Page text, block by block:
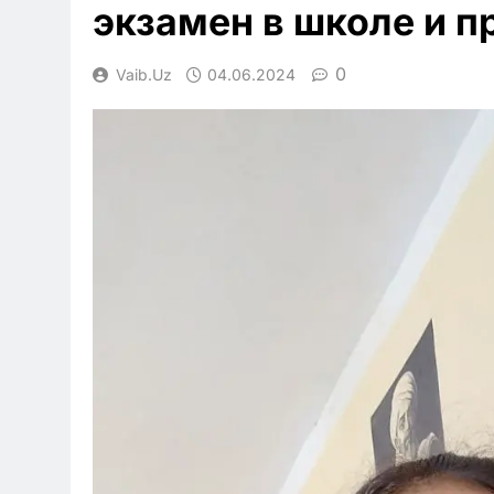
экзамен в школе и
Vaib.uz 04.06.2024 0